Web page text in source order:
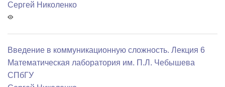
Сергей Николенко
Введение в коммуникационную сложность. Лекция 6
Математичеcкая лаборатория им. П.Л. Чебышева
СПбГУ